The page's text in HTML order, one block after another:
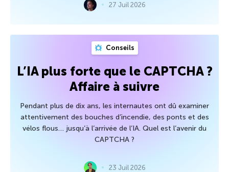
27 Juil 2026
Conseils
L’IA plus forte que le CAPTCHA ?
Affaire à suivre
Pendant plus de dix ans, les internautes ont dû examiner
attentivement des bouches d’incendie, des ponts et des
vélos flous… jusqu’à l’arrivée de l’IA. Quel est l’avenir du
CAPTCHA ?
23 Juil 2026